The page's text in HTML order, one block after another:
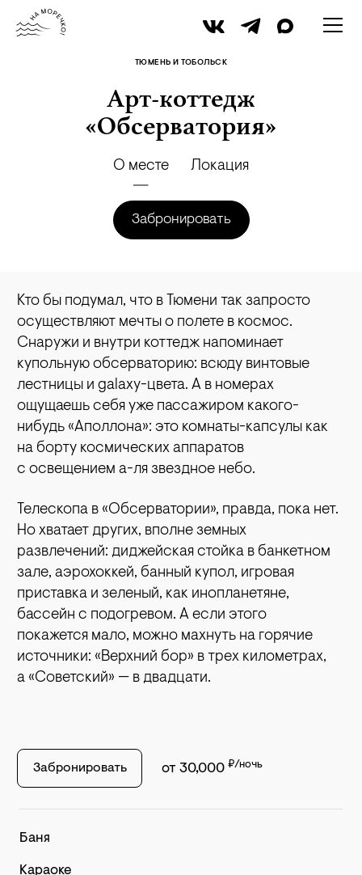
ТЮМЕНЬ И ТОБОЛЬСК
Арт-коттедж
«Обсерватория»
О месте Локация
Забронировать
Кто бы подумал, что в Тюмени так запросто
осуществляют мечты о полете в космос.
Снаружи и внутри коттедж напоминает
купольную обсерваторию: всюду винтовые
лестницы и galaxy-цвета. А в номерах
ощущаешь себя уже пассажиром какого-
нибудь «Аполлона»: это комнаты-капсулы как
на борту космических аппаратов
с освещением а-ля звездное небо.
Телескопа в «Обсерватории», правда, пока нет.
Но хватает других, вполне земных
развлечений: диджейская стойка в банкетном
зале, аэрохоккей, банный купол, игровая
приставка и зеленый, как инопланетяне,
бассейн с подогревом. А если этого
покажется мало, можно махнуть на горячие
источники: «Верхний бор» в трех километрах,
а «Советский» — в двадцати.
Забронировать от 30,000 ₽/ночь
Баня
Караоке